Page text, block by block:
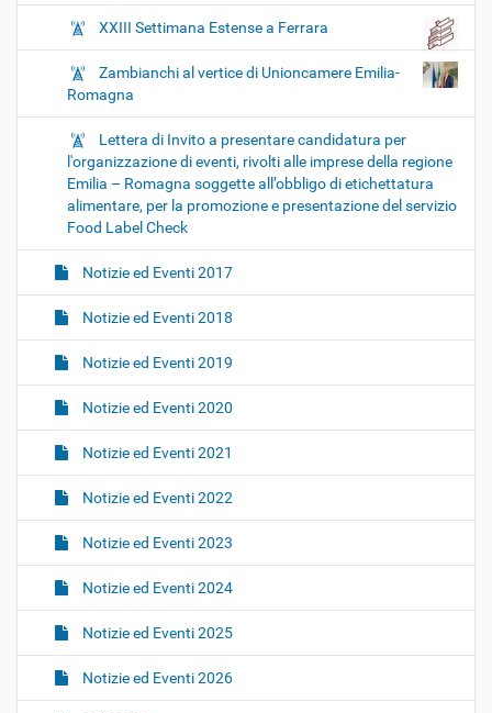
XXIII Settimana Estense a Ferrara
Zambianchi al vertice di Unioncamere Emilia-
Romagna
Lettera di Invito a presentare candidatura per
l'organizzazione di eventi, rivolti alle imprese della regione
Emilia – Romagna soggette all’obbligo di etichettatura
alimentare, per la promozione e presentazione del servizio
Food Label Check
Notizie ed Eventi 2017
Notizie ed Eventi 2018
Notizie ed Eventi 2019
Notizie ed Eventi 2020
Notizie ed Eventi 2021
Notizie ed Eventi 2022
Notizie ed Eventi 2023
Notizie ed Eventi 2024
Notizie ed Eventi 2025
Notizie ed Eventi 2026